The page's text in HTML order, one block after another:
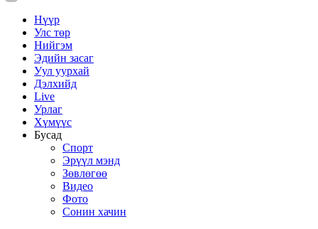
Нүүр
Улс төр
Нийгэм
Эдийн засаг
Уул уурхай
Дэлхийд
Live
Урлаг
Хүмүүс
Бусад
Спорт
Эрүүл мэнд
Зөвлөгөө
Видео
Фото
Сонин хачин